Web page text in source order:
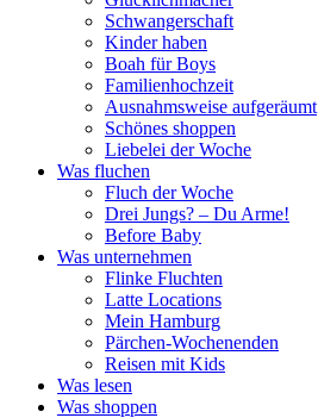
Schwangerschaft
Kinder haben
Boah für Boys
Familienhochzeit
Ausnahmsweise aufgeräumt
Schönes shoppen
Liebelei der Woche
Was fluchen
Fluch der Woche
Drei Jungs? – Du Arme!
Before Baby
Was unternehmen
Flinke Fluchten
Latte Locations
Mein Hamburg
Pärchen-Wochenenden
Reisen mit Kids
Was lesen
Was shoppen